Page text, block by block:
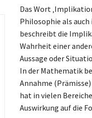
Das Wort
Philosophie als
beschreibt die
Wahrheit einer
Aussage oder
In der Mathematik
Annahme
hat in vielen
Auswirkung auf die